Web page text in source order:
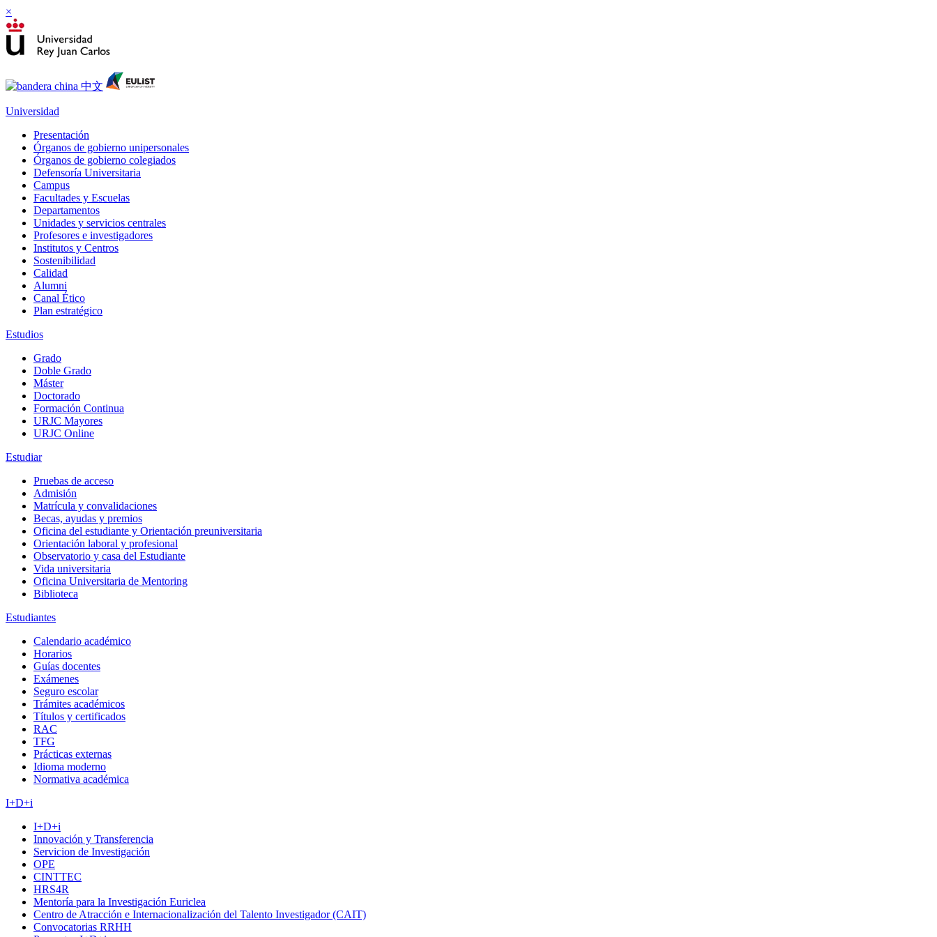
×
Universidad
Presentación
Órganos de gobierno unipersonales
Órganos de gobierno colegiados
Defensoría Universitaria
Campus
Facultades y Escuelas
Departamentos
Unidades y servicios centrales
Profesores e investigadores
Institutos y Centros
Sostenibilidad
Calidad
Alumni
Canal Ético
Plan estratégico
Estudios
Grado
Doble Grado
Máster
Doctorado
Formación Continua
URJC Mayores
URJC Online
Estudiar
Pruebas de acceso
Admisión
Matrícula y convalidaciones
Becas, ayudas y premios
Oficina del estudiante y Orientación preuniversitaria
Orientación laboral y profesional
Observatorio y casa del Estudiante
Vida universitaria
Oficina Universitaria de Mentoring
Biblioteca
Estudiantes
Calendario académico
Horarios
Guías docentes
Exámenes
Seguro escolar
Trámites académicos
Títulos y certificados
RAC
TFG
Prácticas externas
Idioma moderno
Normativa académica
I+D+i
I+D+i
Innovación y Transferencia
Servicion de Investigación
OPE
CINTTEC
HRS4R
Mentoría para la Investigación Euriclea
Centro de Atracción e Internacionalización del Talento Investigador (CAIT)
Convocatorias RRHH